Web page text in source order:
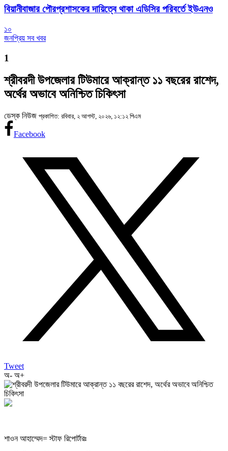
বিয়ানীবাজার পৌরপ্রশাসকের দায়িত্বে থাকা এডিসির পরিবর্তে ইউএনও
১০
জনপ্রিয় সব খবর
1
শ্রীবরদী উপজেলার টিউমারে আক্রান্ত ১১ বছরের রাশেদ,
অর্থের অভাবে অনিশ্চিত চিকিৎসা
ডেস্ক নিউজ প্রকাশিত: রবিবার, ২ আগস্ট, ২০২৬, ১২:১২ পিএম
Facebook
Tweet
অ- অ+
শাওন আহাম্মেদ= স্টাফ রিপোর্টারঃ